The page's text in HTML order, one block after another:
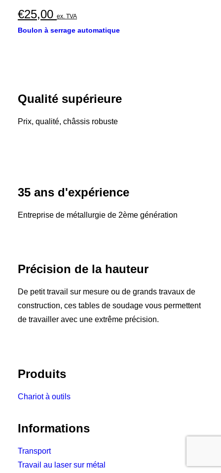
€25,00 ex. TVA
Boulon à serrage automatique
Qualité supérieure
Prix, qualité, châssis robuste
35 ans d'expérience
Entreprise de métallurgie de 2ème génération
Précision de la hauteur
De petit travail sur mesure ou de grands travaux de
construction, ces tables de soudage vous permettent
de travailler avec une extrême précision.
Produits
Chariot à outils
Informations
Transport
Travail au laser sur métal